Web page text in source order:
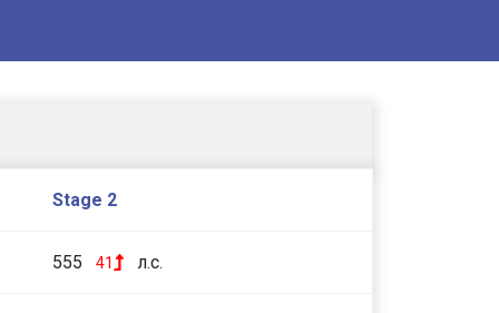
Stage 2
555 41 л.с.